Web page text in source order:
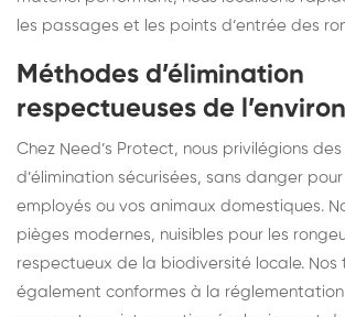
les passages et les points d’entrée des
Méthodes d’élimination
respectueuses de
Chez Need’s Protect, nous privilégions
d’élimination sécurisées, sans danger
employés ou vos animaux domestiques.
pièges modernes, nuisibles pour les
respectueux de la biodiversité locale. Nos
également conformes à la réglementation